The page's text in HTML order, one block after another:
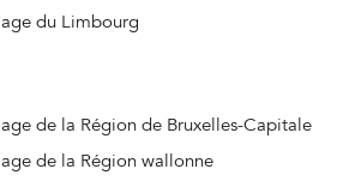
de Wijnegem
de Zandhoven
de Zoersel
du Limbourg
de la Région de Bruxelles-Capitale
de la Région wallonne